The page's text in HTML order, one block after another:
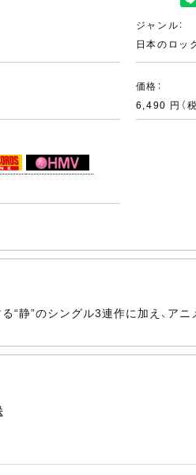
ジャンル：
日本のロッ
価格：
6,490 円（税
“静”のシングル3連作に加え、ア